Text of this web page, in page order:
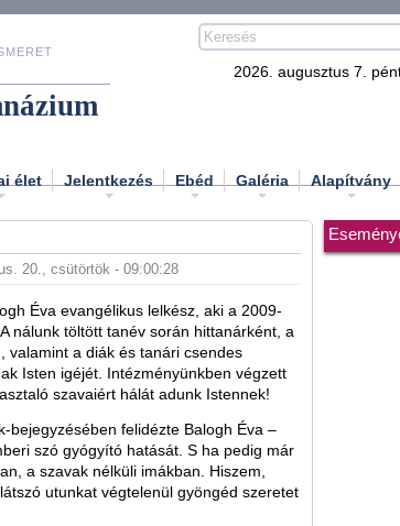
2026. augusztus 7.
élet Jelentkezés Ebéd Galéria Alapítvány
20., csütörtök - 09:00:28
Éva evangélikus lelkész, aki a 2009-
nálunk töltött tanév során hittanárként, a
valamint a diák és tanári csendes
Isten igéjét. Intézményünkben végzett
szavaiért hálát adunk Istennek!
bejegyzésében felidézte Balogh Éva –
szó gyógyító hatását. S ha pedig már
a szavak nélküli imákban. Hiszem,
utunkat végtelenül gyöngéd szeretet